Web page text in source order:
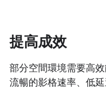
提高成效
部分空間環境需要高
流暢的影格速率、低